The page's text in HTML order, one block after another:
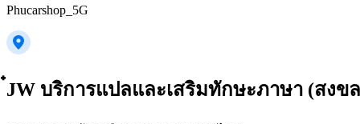
Phucarshop_5G
JW บริการแปลและเสริมทักษะภาษา (สงข